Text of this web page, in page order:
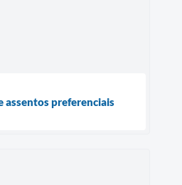
assentos preferenciais